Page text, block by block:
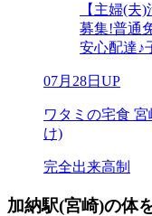
【主婦(夫
募集!普通
安心配達♪
07月28日UP
ワタミの宅食
け)
完全出来高制
加納駅(宮崎)の体